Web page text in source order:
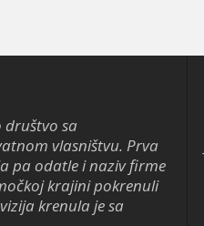
društvo sa
vlasništvu. Prva
pa odatle i naziv firme
krajini pokrenuli
krenula je sa